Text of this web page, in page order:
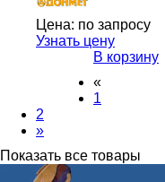
Цена: по запросу
Узнать цену
В корзину
«
1
2
»
Показать все товары